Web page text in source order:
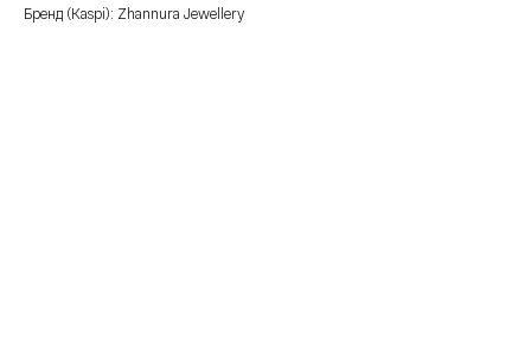
Бренд (Kaspi): Zhannura Jewellery